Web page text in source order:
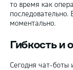
то время как
последовательно.
моментально.
Гибкость и
Сегодня чат-боты